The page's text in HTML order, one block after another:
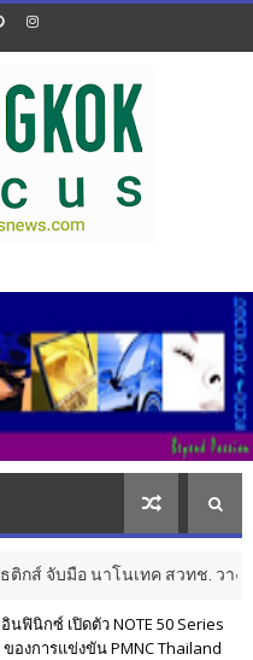
จับมือ นาโนเทค สวทช. วางราก
อินฟินิกซ์ เปิดตัว NOTE 50 Series
องการแข่งขัน PMNC Thailand